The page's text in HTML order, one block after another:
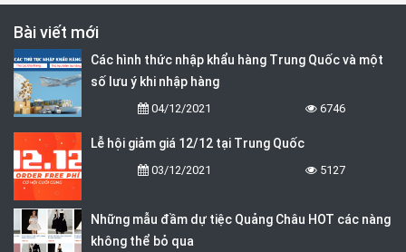
Bài viết mới
Các hình thức nhập khẩu hàng Trung Quốc và một
số lưu ý khi nhập hàng
04/12/2021 6746
Lễ hội giảm giá 12/12 tại Trung Quốc
03/12/2021 5127
Những mẫu đầm dự tiệc Quảng Châu HOT các nàng
không thể bỏ qua